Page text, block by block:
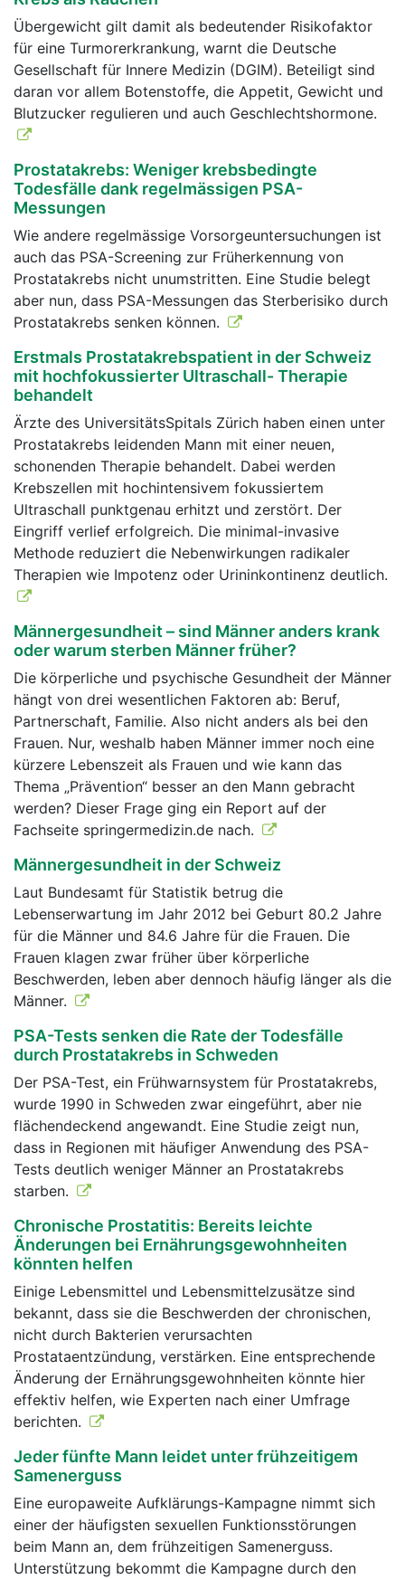
Übergewicht gilt damit als bedeutender Risikofaktor
für eine Turmorerkrankung, warnt die Deutsche
Gesellschaft für Innere Medizin (DGIM). Beteiligt sind
daran vor allem Botenstoffe, die Appetit, Gewicht und
Blutzucker regulieren und auch Geschlechtshormone.
Prostatakrebs: Weniger krebsbedingte
Todesfälle dank regelmässigen PSA-
Messungen
Wie andere regelmässige Vorsorgeuntersuchungen ist
auch das PSA-Screening zur Früherkennung von
Prostatakrebs nicht unumstritten. Eine Studie belegt
aber nun, dass PSA-Messungen das Sterberisiko durch
Prostatakrebs senken können.
Erstmals Prostatakrebspatient in der Schweiz
mit hochfokussierter Ultraschall- Therapie
behandelt
Ärzte des UniversitätsSpitals Zürich haben einen unter
Prostatakrebs leidenden Mann mit einer neuen,
schonenden Therapie behandelt. Dabei werden
Krebszellen mit hochintensivem fokussiertem
Ultraschall punktgenau erhitzt und zerstört. Der
Eingriff verlief erfolgreich. Die minimal-invasive
Methode reduziert die Nebenwirkungen radikaler
Therapien wie Impotenz oder Urininkontinenz deutlich.
Männergesundheit – sind Männer anders krank
oder warum sterben Männer früher?
Die körperliche und psychische Gesundheit der Männer
hängt von drei wesentlichen Faktoren ab: Beruf,
Partnerschaft, Familie. Also nicht anders als bei den
Frauen. Nur, weshalb haben Männer immer noch eine
kürzere Lebenszeit als Frauen und wie kann das
Thema „Prävention“ besser an den Mann gebracht
werden? Dieser Frage ging ein Report auf der
Fachseite springermedizin.de nach.
Männergesundheit in der Schweiz
Laut Bundesamt für Statistik betrug die
Lebenserwartung im Jahr 2012 bei Geburt 80.2 Jahre
für die Männer und 84.6 Jahre für die Frauen. Die
Frauen klagen zwar früher über körperliche
Beschwerden, leben aber dennoch häufig länger als die
Männer.
PSA-Tests senken die Rate der Todesfälle
durch Prostatakrebs in Schweden
Der PSA-Test, ein Frühwarnsystem für Prostatakrebs,
wurde 1990 in Schweden zwar eingeführt, aber nie
flächendeckend angewandt. Eine Studie zeigt nun,
dass in Regionen mit häufiger Anwendung des PSA-
Tests deutlich weniger Männer an Prostatakrebs
starben.
Chronische Prostatitis: Bereits leichte
Änderungen bei Ernährungsgewohnheiten
könnten helfen
Einige Lebensmittel und Lebensmittelzusätze sind
bekannt, dass sie die Beschwerden der chronischen,
nicht durch Bakterien verursachten
Prostataentzündung, verstärken. Eine entsprechende
Änderung der Ernährungsgewohnheiten könnte hier
effektiv helfen, wie Experten nach einer Umfrage
berichten.
Jeder fünfte Mann leidet unter frühzeitigem
Samenerguss
Eine europaweite Aufklärungs-Kampagne nimmt sich
einer der häufigsten sexuellen Funktionsstörungen
beim Mann an, dem frühzeitigen Samenerguss.
Unterstützung bekommt die Kampagne durch den